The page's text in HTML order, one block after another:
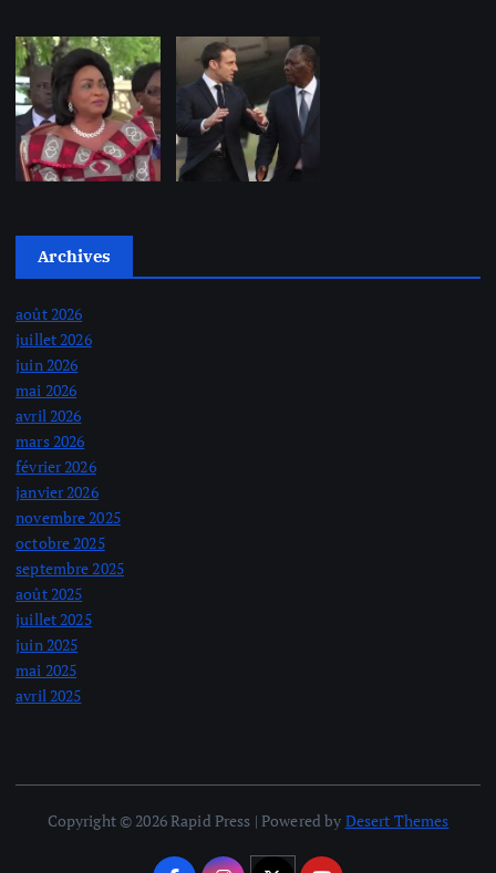
Archives
août 2026
juillet 2026
juin 2026
mai 2026
avril 2026
mars 2026
février 2026
janvier 2026
novembre 2025
octobre 2025
septembre 2025
août 2025
juillet 2025
juin 2025
mai 2025
avril 2025
Copyright © 2026 Rapid Press | Powered by Desert Themes